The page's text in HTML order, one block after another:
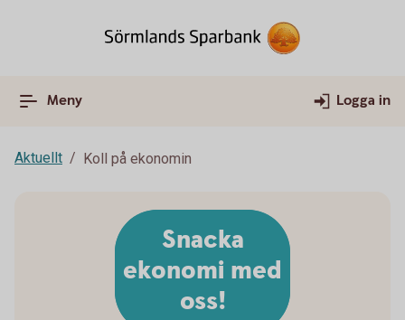
Meny Logga in
Aktuellt Koll på ekonomin
Snacka
ekonomi med
oss!